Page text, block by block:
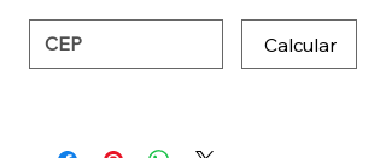
Calcular